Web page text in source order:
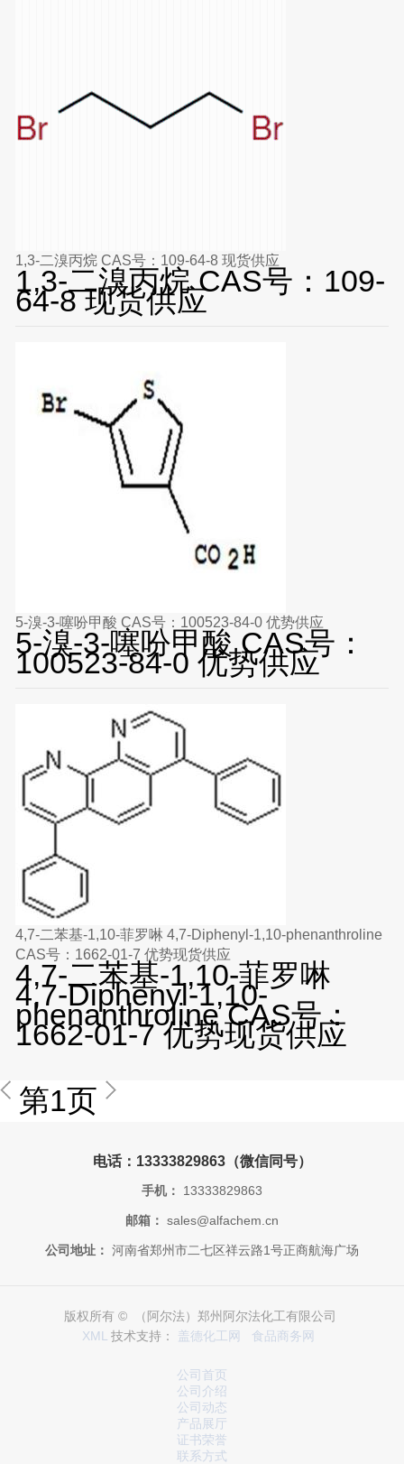
1,3-二溴丙烷 CAS号：109-64-8 现货供应
1,3-二溴丙烷 CAS号：109-
64-8 现货供应
5-溴-3-噻吩甲酸 CAS号：100523-84-0 优势供应
5-溴-3-噻吩甲酸 CAS号：
100523-84-0 优势供应
4,7-二苯基-1,10-菲罗啉 4,7-Diphenyl-1,10-phenanthroline
CAS号：1662-01-7 优势现货供应
4,7-二苯基-1,10-菲罗啉
4,7-Diphenyl-1,10-
phenanthroline CAS号：
1662-01-7 优势现货供应
第1页
电话：13333829863（微信同号）
手机： 13333829863
邮箱： sales@alfachem.cn
公司地址： 河南省郑州市二七区祥云路1号正商航海广场
版权所有 © （阿尔法）郑州阿尔法化工有限公司
XML 技术支持： 盖德化工网 食品商务网
公司首页
公司介绍
公司动态
产品展厅
证书荣誉
联系方式